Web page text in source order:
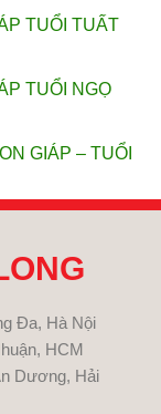
TUỔI TUẤT
TUỔI NGỌ
GIÁP – TUỔI
Đa, Hà Nội
HCM
Dương, Hải